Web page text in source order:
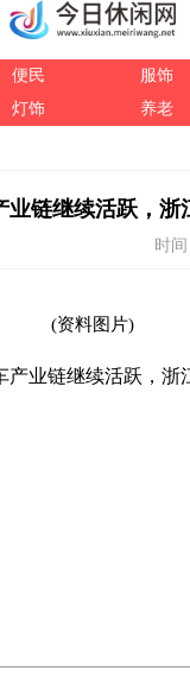
便民 服饰
灯饰 养老
业链继续活跃，浙
时间
(资料图片)
产业链继续活跃，